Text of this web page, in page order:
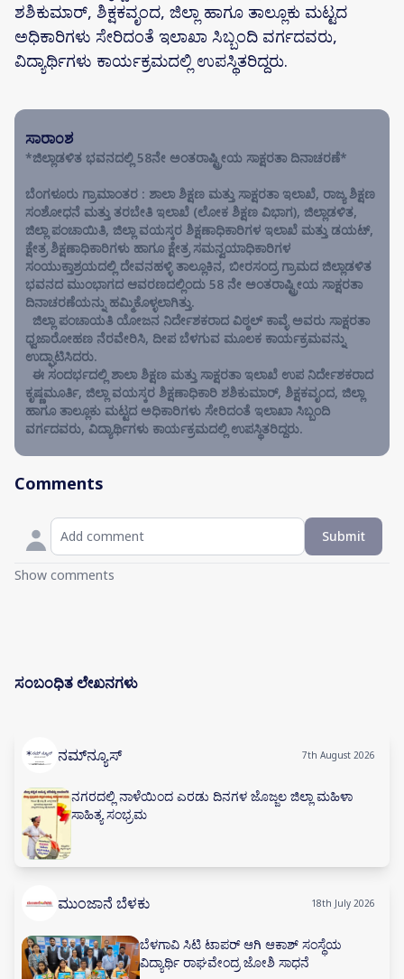
ಶಶಿಕುಮಾರ್, ಶಿಕ್ಷಕವೃಂದ‌, ಜಿಲ್ಲಾ ಹಾಗೂ ತಾಲ್ಲೂಕು ಮಟ್ಟದ
ಅಧಿಕಾರಿಗಳು ಸೇರಿದಂತೆ ಇಲಾಖಾ ಸಿಬ್ಬಂದಿ ವರ್ಗದವರು,
ವಿದ್ಯಾರ್ಥಿಗಳು ಕಾರ್ಯಕ್ರಮದಲ್ಲಿ ಉಪಸ್ಥಿತರಿದ್ದರು.
ಸಾರಾಂಶ
*ಜಿಲ್ಲಾಡಳಿತ ಭವನದಲ್ಲಿ 58ನೇ ಅಂತರಾಷ್ಟ್ರೀಯ ಸಾಕ್ಷರತಾ ದಿನಾಚರಣೆ*
ಬೆಂಗಳೂರು ಗ್ರಾಮಾಂತರ : ಶಾಲಾ ಶಿಕ್ಷಣ ಮತ್ತು ಸಾಕ್ಷರತಾ ಇಲಾಖೆ, ರಾಜ್ಯ ಶಿಕ್ಷಣ
ಸಂಶೋಧನೆ ಮತ್ತು ತರಬೇತಿ ಇಲಾಖೆ (ಲೋಕ ಶಿಕ್ಷಣ ವಿಭಾಗ), ಜಿಲ್ಲಾಡಳಿತ,
ಜಿಲ್ಲಾ ಪಂಚಾಯಿತಿ, ಜಿಲ್ಲಾ ವಯಸ್ಕರ ಶಿಕ್ಷಣಾಧಿಕಾರಿಗಳ ಇಲಾಖೆ ಮತ್ತು ಡಯಟ್,
ಕ್ಷೇತ್ರ ಶಿಕ್ಷಣಾಧಿಕಾರಿಗಳು ಹಾಗೂ ಕ್ಷೇತ್ರ ಸಮನ್ವಯಾಧಿಕಾರಿಗಳ
ಸಂಯುಕ್ತಾಶ್ರಯದಲ್ಲಿ ದೇವನಹಳ್ಳಿ ತಾಲ್ಲೂಕಿನ, ಬೀರಸಂದ್ರ ಗ್ರಾಮದ ಜಿಲ್ಲಾಡಳಿತ
ಭವನದ ಮುಂಭಾಗದ ಆವರಣದಲ್ಲಿಂದು 58 ನೇ ಅಂತರಾಷ್ಟ್ರೀಯ ಸಾಕ್ಷರತಾ
ದಿನಾಚರಣೆಯನ್ನು ಹಮ್ಮಿಕೊಳ್ಳಲಾಗಿತ್ತು.
ಜಿಲ್ಲಾ ಪಂಚಾಯತಿ ಯೋಜನ ನಿರ್ದೇಶಕರಾದ ವಿಠ್ಠಲ್ ಕಾವ್ಳೆ ಅವರು ಸಾಕ್ಷರತಾ
ಧ್ವಜಾರೋಹಣ ನೆರವೇರಿಸಿ, ದೀಪ ಬೆಳಗುವ ಮೂಲಕ ಕಾರ್ಯಕ್ರಮವನ್ನು
ಉದ್ಘಾಟಿಸಿದರು.
ಈ ಸಂದರ್ಭದಲ್ಲಿ ಶಾಲಾ ಶಿಕ್ಷಣ ಮತ್ತು ಸಾಕ್ಷರತಾ ಇಲಾಖೆ ಉಪ‌ ನಿರ್ದೇಶಕರಾದ
ಕೃಷ್ಣಮೂರ್ತಿ, ಜಿಲ್ಲಾ ವಯಸ್ಕರ ಶಿಕ್ಷಣಾಧಿಕಾರಿ ಶಶಿಕುಮಾರ್, ಶಿಕ್ಷಕವೃಂದ‌, ಜಿಲ್ಲಾ
ಹಾಗೂ ತಾಲ್ಲೂಕು ಮಟ್ಟದ ಅಧಿಕಾರಿಗಳು ಸೇರಿದಂತೆ ಇಲಾಖಾ ಸಿಬ್ಬಂದಿ
ವರ್ಗದವರು, ವಿದ್ಯಾರ್ಥಿಗಳು ಕಾರ್ಯಕ್ರಮದಲ್ಲಿ ಉಪಸ್ಥಿತರಿದ್ದರು.
Comments
Submit
Show comments
ಸಂಬಂಧಿತ ಲೇಖನಗಳು
ನಮ್‌ನ್ಯೂಸ್ 7th August 2026
ನಗರದಲ್ಲಿ ನಾಳೆಯಿಂದ ಎರಡು ದಿನಗಳ ಜೊಜ್ಜಲ ಜಿಲ್ಲಾ ಮಹಿಳಾ
ಸಾಹಿತ್ಯ ಸಂಭ್ರಮ
ಮುಂಜಾನೆ ಬೆಳಕು 18th July 2026
ಬೆಳಗಾವಿ ಸಿಟಿ ಟಾಪರ್ ಆಗಿ ಆಕಾಶ್ ಸಂಸ್ಥೆಯ
ವಿದ್ಯಾರ್ಥಿ ರಾಘವೇಂದ್ರ ಜೋಶಿ ಸಾಧನೆ